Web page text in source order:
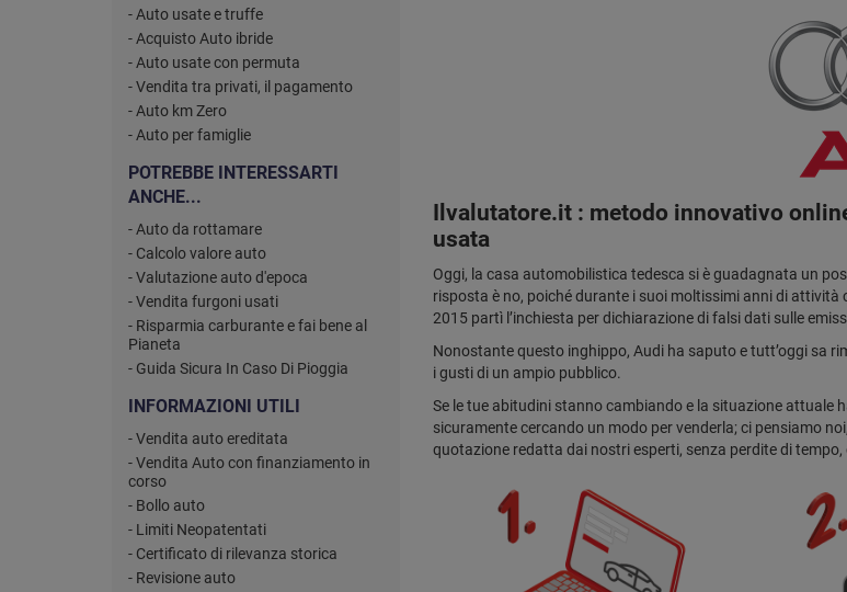
- Auto usate e truffe
- Acquisto Auto ibride
- Auto usate con permuta
- Vendita tra privati, il pagamento
- Auto km Zero
- Auto per famiglie
POTREBBE INTERESSARTI
ANCHE...
- Auto da rottamare
- Calcolo valore auto
- Valutazione auto d'epoca
- Vendita furgoni usati
- Risparmia carburante e fai bene al
Pianeta
- Guida Sicura In Caso Di Pioggia
INFORMAZIONI UTILI
- Vendita auto ereditata
- Vendita Auto con finanziamento in
corso
- Bollo auto
- Limiti Neopatentati
- Certificato di rilevanza storica
- Revisione auto
Ilvalutatore.it : metodo innovativo
usata
Oggi, la casa automobilistica tedesca si è guadagnata un
risposta è no, poiché durante i suoi moltissimi anni di attività
2015 partì l’inchiesta per dichiarazione di falsi dati sulle
Nonostante questo inghippo, Audi ha saputo e tutt’oggi sa
i gusti di un ampio pubblico.
Se le tue abitudini stanno cambiando e la situazione attuale
sicuramente cercando un modo per venderla; ci pensiamo
quotazione redatta dai nostri esperti, senza perdite di